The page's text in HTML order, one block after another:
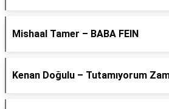
Mishaal Tamer – BABA FEIN
Kenan Doğulu – Tutamıyorum